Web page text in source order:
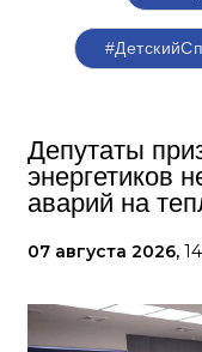
Депутаты
энергетиков
аварий на
07 августа 2026,